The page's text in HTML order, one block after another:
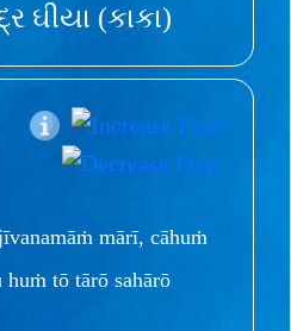
ઘીયા (કાકા)
mārī, cāhuṁ
tō tārō sahārō